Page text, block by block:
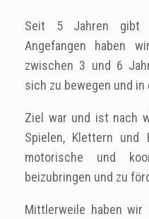
Seit 5 Jahren gibt
Angefangen haben
zwischen 3 und 6
sich zu bewegen und
Ziel war und ist nach
Spielen, Klettern und
motorische und
beizubringen und zu
Mittlerweile haben